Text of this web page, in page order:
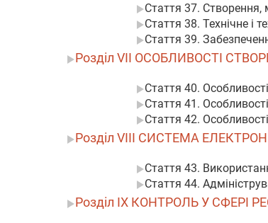
Стаття 37. Створення,
Стаття 38. Технічне і
Стаття 39.
Розділ VII ОСОБЛИВОСТІ
Стаття 40.
Стаття 41.
Стаття 42.
Розділ VIII СИСТЕМА
Стаття 43.
Стаття 44.
Розділ IX КОНТРОЛЬ У СФЕРІ